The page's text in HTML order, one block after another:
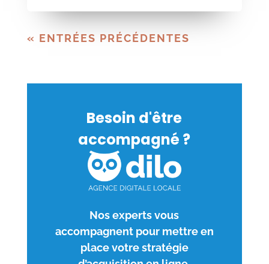
« ENTRÉES PRÉCÉDENTES
Besoin d'être
accompagné ?
Nos experts vous
accompagnent pour mettre en
place votre stratégie